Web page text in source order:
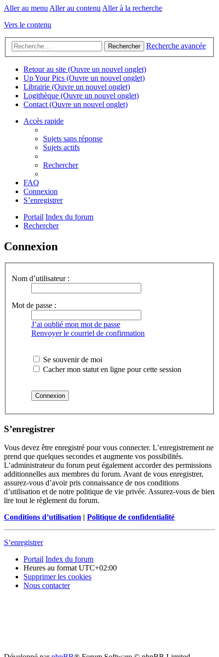
Aller au menu Aller au contenu Aller à la recherche
Vers le contenu
Rechercher Recherche avancée
Retour au site (Ouvre un nouvel onglet)
Up Your Pics (Ouvre un nouvel onglet)
Librairie (Ouvre un nouvel onglet)
Logithèque (Ouvre un nouvel onglet)
Contact (Ouvre un nouvel onglet)
Accès rapide
Sujets sans réponse
Sujets actifs
Rechercher
FAQ
Connexion
S’enregistrer
Portail Index du forum
Rechercher
Connexion
Nom d’utilisateur :
Mot de passe :
J’ai oublié mon mot de passe
Renvoyer le courriel de confirmation
Se souvenir de moi
Cacher mon statut en ligne pour cette session
S’enregistrer
Vous devez être enregistré pour vous connecter. L’enregistrement ne
prend que quelques secondes et augmente vos possibilités.
L’administrateur du forum peut également accorder des permissions
additionnelles aux membres du forum. Avant de vous enregistrer,
assurez-vous d’avoir pris connaissance de nos conditions
d’utilisation et de notre politique de vie privée. Assurez-vous de bien
lire tout le règlement du forum.
Conditions d’utilisation | Politique de confidentialité
S’enregistrer
Portail Index du forum
Heures au formatUTC+02:00
Supprimer les cookies
Nous contacter